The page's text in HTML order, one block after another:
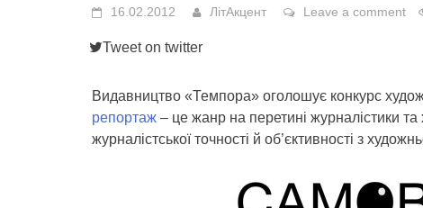
16.02.2012 ЛітАкцент Leave a comment
Tweet on twitter
Видавництво «Темпора» оголошує конкурс
репортаж – це жанр на перетині журналістики
журналістської точності й об’єктивності з